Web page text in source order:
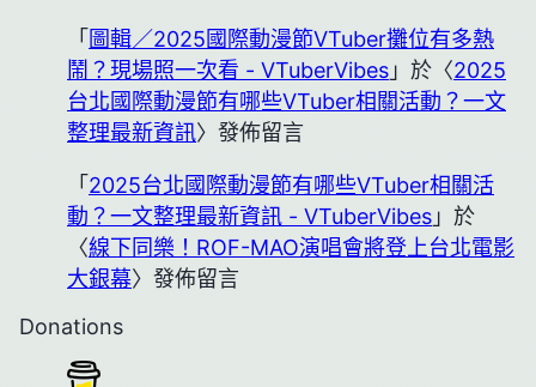
「 圖輯／2025國際動漫節VTuber攤位有多熱
鬧？現場照一次看 - VTuberVibes 」於〈2025
台北國際動漫節有哪些VTuber相關活動？一文
整理最新資訊〉發佈留言
「 2025台北國際動漫節有哪些VTuber相關活
動？一文整理最新資訊 - VTuberVibes 」於
〈線下同樂！ROF-MAO演唱會將登上台北電影
大銀幕〉發佈留言
Donations